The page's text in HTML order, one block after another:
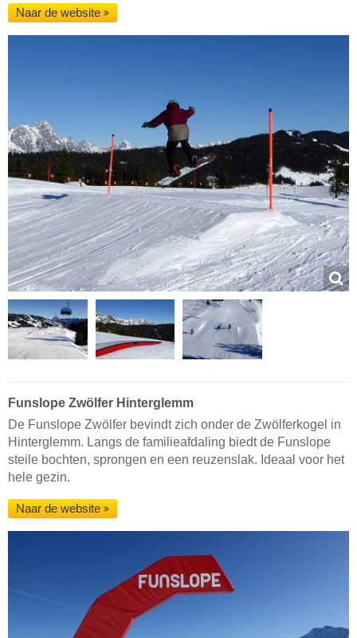
Naar de website
Funslope Zwölfer Hinterglemm
De Funslope Zwölfer bevindt zich onder de Zwölferkogel in
Hinterglemm. Langs de familieafdaling biedt de Funslope
steile bochten, sprongen en een reuzenslak. Ideaal voor het
hele gezin.
Naar de website